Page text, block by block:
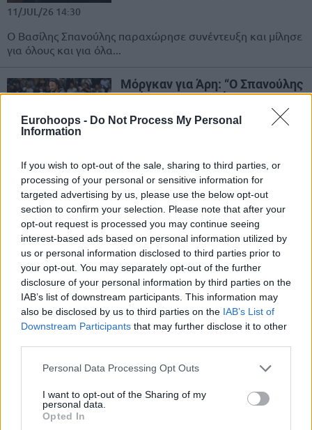
Eurohoops - Do Not Process My Personal
Information
If you wish to opt-out of the sale, sharing to third parties, or
processing of your personal or sensitive information for
targeted advertising by us, please use the below opt-out
section to confirm your selection. Please note that after your
opt-out request is processed you may continue seeing
interest-based ads based on personal information utilized by
us or personal information disclosed to third parties prior to
your opt-out. You may separately opt-out of the further
disclosure of your personal information by third parties on the
IAB’s list of downstream participants. This information may
also be disclosed by us to third parties on the IAB’s List of
Downstream Participants that may further disclose it to other
Please note that this website/app uses one or more Google
not limited to your visit or usage behaviour. You may click to
grant or deny consent to Google and its third-party tags to
use your data for below specified purposes in below Google
Personal Data Processing Opt Outs
I want to opt-out of the Sharing of my
personal data.
Opted In
11/JUL/26 14:30
Ο Βασίλης Σπανούλης παραχώρησε συνέντευξη και μίλησε
για όλους και για όλα...
Μόργκαν για Άρη: “Ο Σπανούλης
με έπεισε, μπορούμε να
φτάσουμε στην Ευρωλίγκα”
09/JUL/26 19:39
πρότζεκτ του Άρη αλλά και για τον Βασίλη Σπανούλη.
Σπανούλης: “Ήταν το χειρότερο
παράθυρό μας, όλοι έχουμε
ευθύνη”
05/JUL/26 21:44
Ο Βασίλης Σπανούλης ήταν ξεκάθαρος για την εικόνα της
Εθνικής Ελλάδος μετά από την ήττα από την Πορτογαλία.
Ξέσπασμα Σπανούλη: “Τελείως
ανέτοιμοι, σαν να ήρθαμε από
διακοπές”
05/JUL/26 20:42
Φανερά ενοχλημένος ήταν ο Βασίλης Σπανούλης μετά την
ήττα της Ελλάδας από την Πορτογαλία με 71-56 στη SUNEL
Arena...